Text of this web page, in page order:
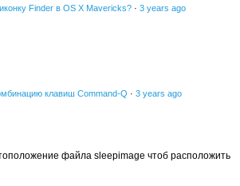
Finder в OS X Mavericks? · 3 years ago
клавиш Command-Q · 3 years ago
файла sleepimage чтоб расположить